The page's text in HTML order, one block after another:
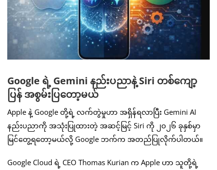
Google ရဲ့ Gemini နည်းပညာနဲ့ Siri တစ်ကျော့
ပြန် အစွမ်းပြတော့မယ်
Apple နဲ့ Google တို့ရဲ့ လက်တွဲမှုဟာ အရှိန်ရလာပြီး Gemini AI
နည်းပညာကို အသုံးပြုထားတဲ့ အဆင့်မြင့် Siri ကို ၂၀၂၆ ခုနှစ်မှာ
မြင်တွေ့ရတော့မယ်လို့ Google ဘက်က အတည်ပြုလိုက်ပါတယ်။
Google Cloud ရဲ့ CEO Thomas Kurian က Apple ဟာ သူတို့ရဲ့